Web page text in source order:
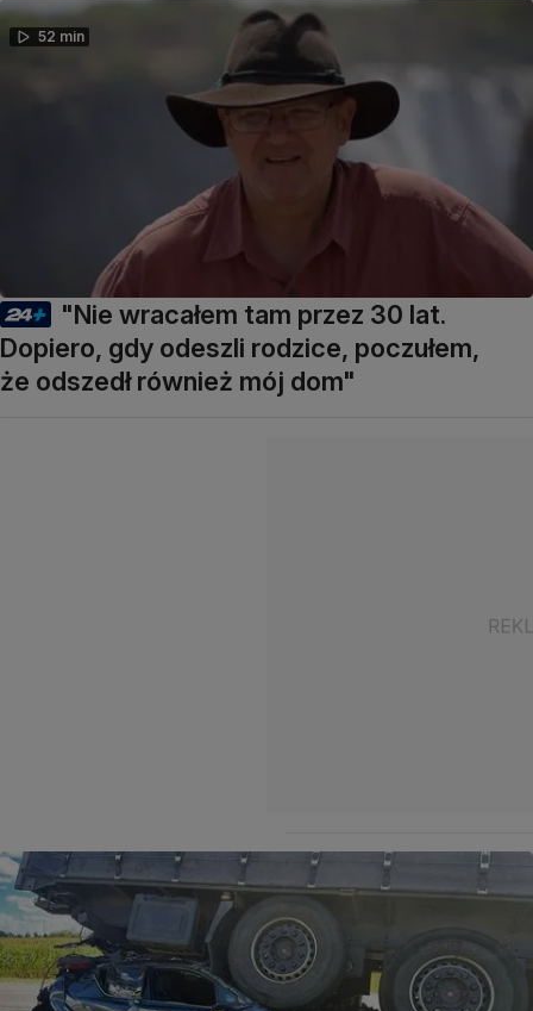
52 min
"Nie wracałem tam przez 30 lat.
Dopiero, gdy odeszli rodzice, poczułem,
że odszedł również mój dom"